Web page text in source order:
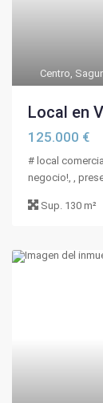
Centro,
Local en
125.000 €
# local
negocio!, ,
Sup. 130 m²